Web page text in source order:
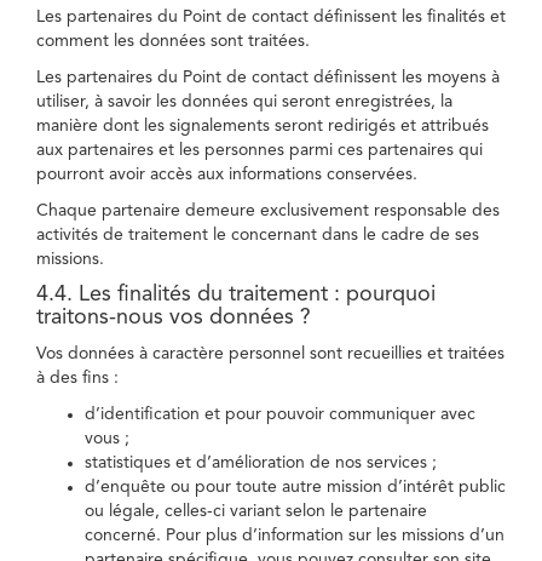
Les partenaires du Point de contact définissent les finalités et
comment les données sont traitées.
Les partenaires du Point de contact définissent les moyens à
utiliser, à savoir les données qui seront enregistrées, la
manière dont les signalements seront redirigés et attribués
aux partenaires et les personnes parmi ces partenaires qui
pourront avoir accès aux informations conservées.
Chaque partenaire demeure exclusivement responsable des
activités de traitement le concernant dans le cadre de ses
missions.
4.4. Les finalités du traitement : pourquoi
traitons-nous vos données ?
Vos données à caractère personnel sont recueillies et traitées
à des fins :
d’identification et pour pouvoir communiquer avec
vous ;
statistiques et d’amélioration de nos services ;
d’enquête ou pour toute autre mission d’intérêt public
ou légale, celles-ci variant selon le partenaire
concerné. Pour plus d’information sur les missions d’un